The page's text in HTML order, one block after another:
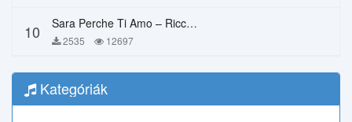
10 Sara Perche Ti Amo – Ricchi E Poveri
2535 12697
Kategóriák